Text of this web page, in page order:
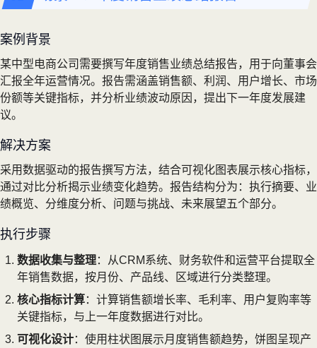
案例背景
某中型电商公司需要撰写年度销售业绩总结报告，用于向董事会
汇报全年运营情况。报告需涵盖销售额、利润、用户增长、市场
份额等关键指标，并分析业绩波动原因，提出下一年度发展建
议。
解决方案
采用数据驱动的报告撰写方法，结合可视化图表展示核心指标，
通过对比分析揭示业绩变化趋势。报告结构分为：执行摘要、业
绩概览、分维度分析、问题与挑战、未来展望五个部分。
执行步骤
数据收集与整理：从CRM系统、财务软件和运营平台提取全
年销售数据，按月份、产品线、区域进行分类整理。
核心指标计算：计算销售额增长率、毛利率、用户复购率等
关键指标，与上一年度数据进行对比。
可视化设计：使用柱状图展示月度销售额趋势，饼图呈现产